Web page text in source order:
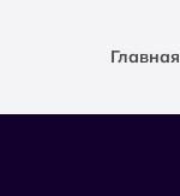
Главная